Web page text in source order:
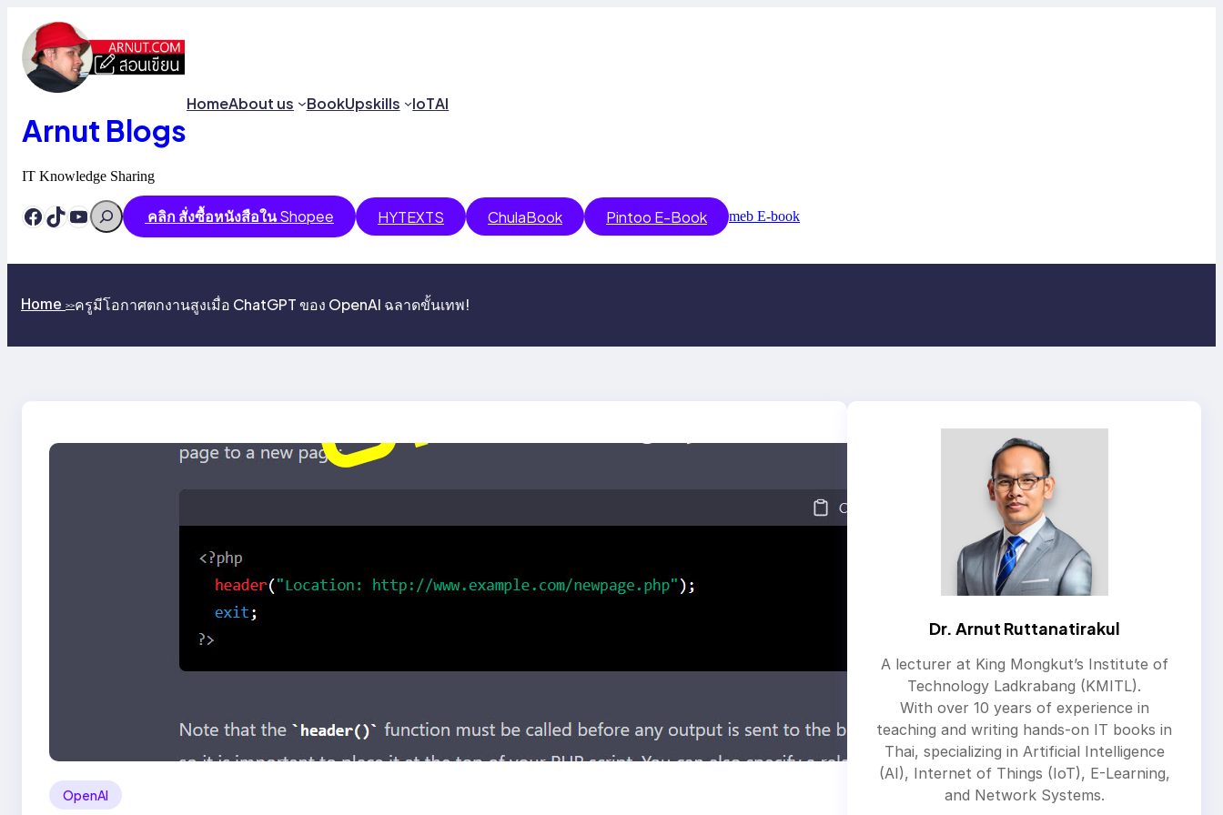
content
Arnut Blogs
IT Knowledge Sharing
HomeAbout us BookUpskills IoTAI
Facebook
TikTok
YouTube
Search คลิก สั่งซื้อหนังสือในShopee HYTEXTS ChulaBook Pintoo E-Book meb E-book
Home >>ครูมีโอกาศตกงานสูงเมื่อ ChatGPT ของ OpenAI ฉลาดขั้นเทพ!
OpenAI
Dr. Arnut Ruttanatirakul
A lecturer at King Mongkut’s Institute of
Technology Ladkrabang (KMITL).
With over 10 years of experience in
teaching and writing hands-on IT books in
Thai, specializing in Artificial Intelligence
(AI), Internet of Things (IoT), E-Learning,
and Network Systems.